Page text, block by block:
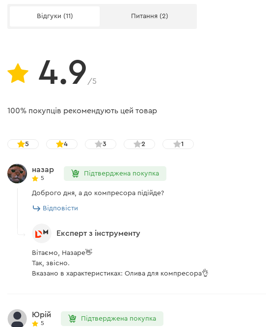
Відгуки (11) Питання (2)
4.9 /5
100% покупців рекомендують цей товар
5 4 3 2 1
назар
5
Підтверджена покупка
Доброго дня, а до компресора підійде?
Відповісти
Експерт з інструменту
Вітаємо, Назаре👋
Так, звісно.
Вказано в характеристиках: Олива для компресора👌
Юрій
5
Підтверджена покупка